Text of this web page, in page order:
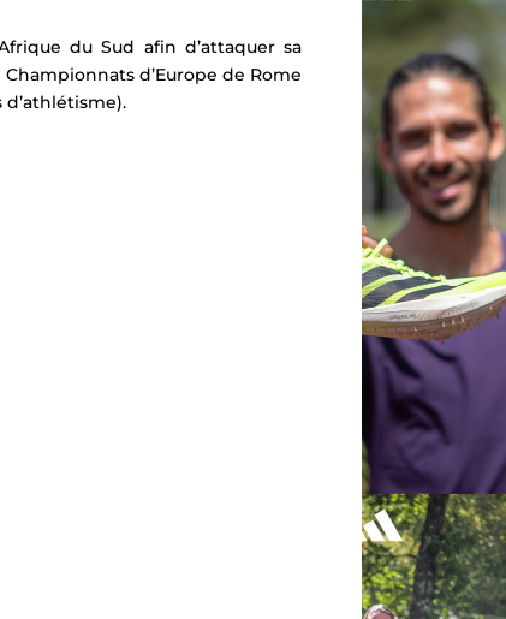
du Sud afin d’attaquer sa
Championnats d’Europe de Rome
d’athlétisme).